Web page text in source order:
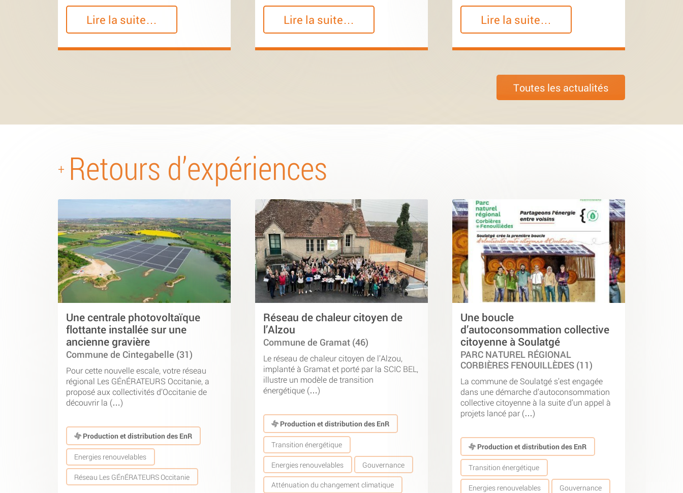
Lire la suite… Lire la suite… Lire la suite…
Toutes les actualités
+ Retours d’expériences
Une centrale photovoltaïque
flottante installée sur une
ancienne gravière
Commune de Cintegabelle (31)
Pour cette nouvelle escale, votre réseau
régional Les GÉnÉRATEURS Occitanie, a
proposé aux collectivités d’Occitanie de
découvrir la (…)
Production et distribution des EnR
Energies renouvelables
Réseau Les GÉnÉRATEURS Occitanie
Réseau de chaleur citoyen de
l’Alzou
Commune de Gramat (46)
Le réseau de chaleur citoyen de l’Alzou,
implanté à Gramat et porté par la SCIC BEL,
illustre un modèle de transition
énergétique (…)
Production et distribution des EnR
Transition énergétique
Energies renouvelables Gouvernance
Atténuation du changement climatique
Une boucle
d’autoconsommation collective
citoyenne à Soulatgé
PARC NATUREL RÉGIONAL
CORBIÈRES FENOUILLÈDES (11)
La commune de Soulatgé s’est engagée
dans une démarche d’autoconsommation
collective citoyenne à la suite d’un appel à
projets lancé par (…)
Production et distribution des EnR
Transition énergétique
Energies renouvelables Gouvernance